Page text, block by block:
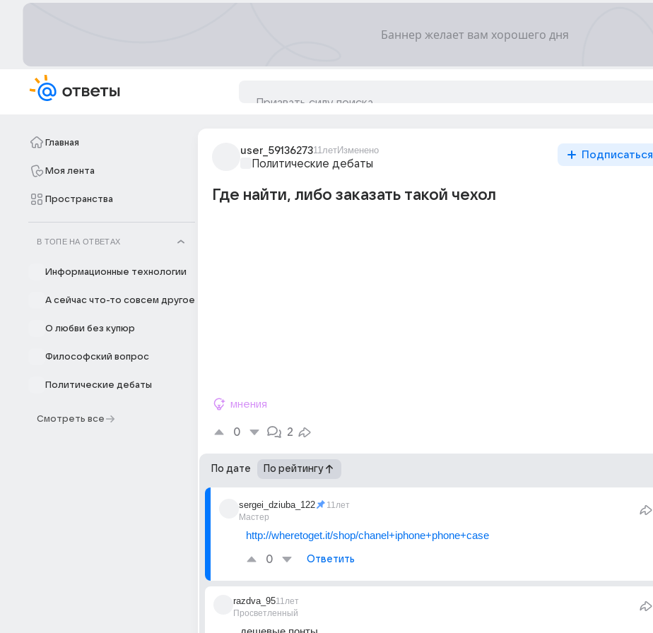
Главная
Моя лента
Пространства
В ТОПЕ НА ОТВЕТАХ
Информационные технологии
А сейчас что-то совсем другое
О любви без купюр
Философский вопрос
Политические дебаты
Смотреть все
user_5913627311летИзменено
Политические дебаты
Подписаться
Где найти, либо заказать такой чехол
мнения
0 2
По дате По рейтингу
sergei_dziuba_122
Мастер
11лет
http://wheretoget.it/shop/chanel+iphone+phone+case
0 Ответить
razdva_95
Просветленный
11лет